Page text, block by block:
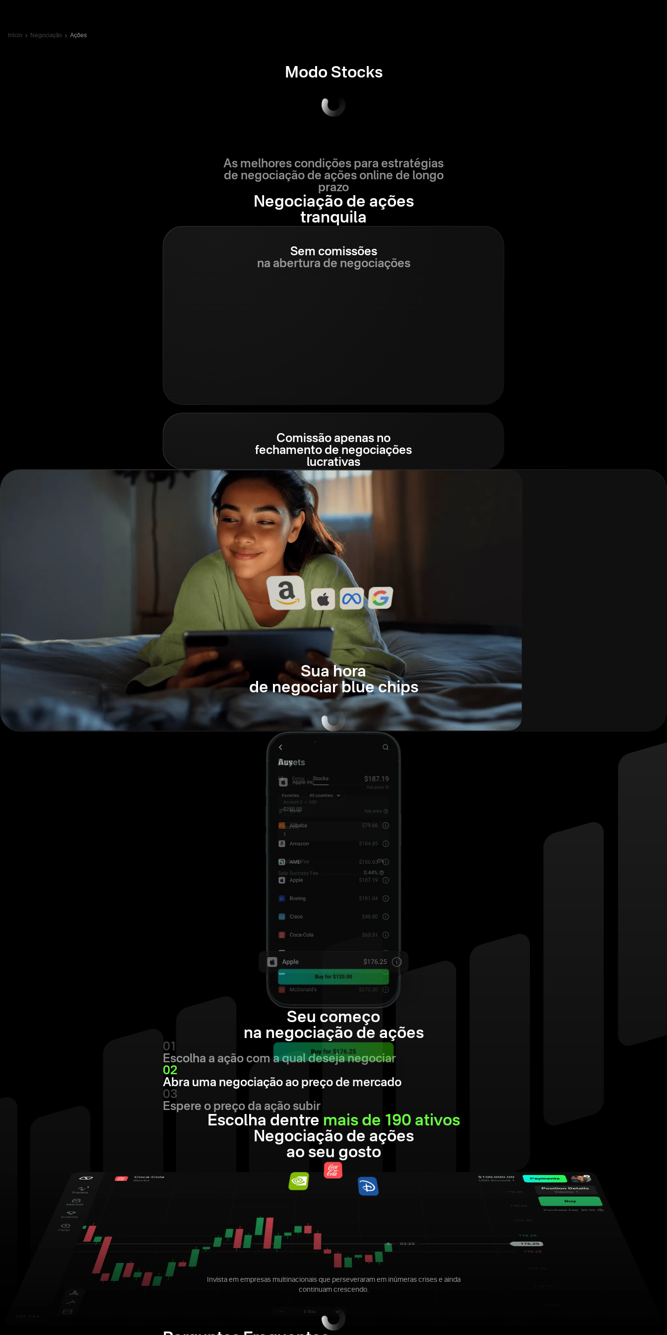
Início Negociação Ações
Modo Stocks
As melhores condições para estratégias
de negociação de ações online de longo
prazo
Negociação de ações
tranquila
Sem comissões
na abertura de negociações
Comissão apenas no
fechamento de negociações
lucrativas
Sua hora
de negociar blue chips
Seu começo
na negociação de ações
01
Escolha a ação com a qual deseja negociar
02
Abra uma negociação ao preço de mercado
03
Espere o preço da ação subir
Escolha dentre mais de 190 ativos
Negociação de ações
ao seu gosto
Invista em empresas multinacionais que perseveraram em inúmeras crises e ainda
continuam crescendo.